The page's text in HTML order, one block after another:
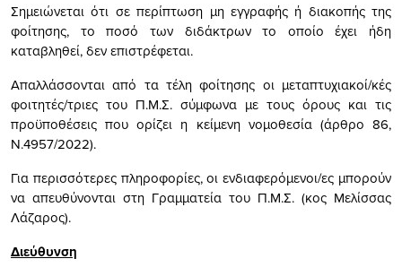
Σημειώνεται ότι σε περίπτωση μη εγγραφής ή διακοπής της
φοίτησης, το ποσό των διδάκτρων το οποίο έχει ήδη
καταβληθεί, δεν επιστρέφεται.
Απαλλάσσονται από τα τέλη φοίτησης οι μεταπτυχιακοί/κές
φοιτητές/τριες του Π.Μ.Σ. σύμφωνα με τους όρους και τις
προϋποθέσεις που ορίζει η κείμενη νομοθεσία (άρθρο 86,
Ν.4957/2022).
Για περισσότερες πληροφορίες, οι ενδιαφερόμενοι/ες μπορούν
να απευθύνονται στη Γραμματεία του Π.Μ.Σ. (κος Μελίσσας
Λάζαρος).
Διεύθυνση